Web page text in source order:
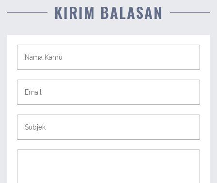
KIRIM BALASAN